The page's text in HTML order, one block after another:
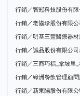
行銷／智冠科技股份有
行銷／老協珍股份有限
行銷／明基三豐醫療器
行銷／誠品股份有限公
行銷／綠洲餐飲管理顧
行銷／新東陽股份有限